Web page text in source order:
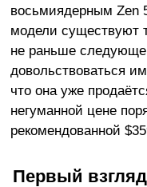
восьмиядерным Zen
модели существуют
не раньше
довольствоваться
что она уже
негуманной цене
рекомендованной
Первый